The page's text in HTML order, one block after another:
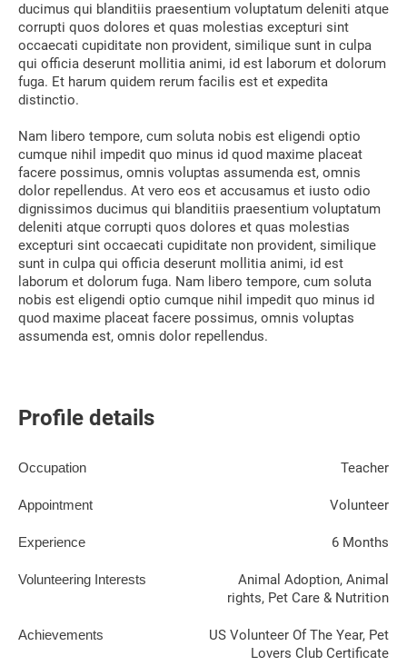
ducimus qui blanditiis praesentium voluptatum deleniti atque
corrupti quos dolores et quas molestias excepturi sint
occaecati cupiditate non provident, similique sunt in culpa
qui officia deserunt mollitia animi, id est laborum et dolorum
fuga. Et harum quidem rerum facilis est et expedita
distinctio.
Nam libero tempore, cum soluta nobis est eligendi optio
cumque nihil impedit quo minus id quod maxime placeat
facere possimus, omnis voluptas assumenda est, omnis
dolor repellendus. At vero eos et accusamus et iusto odio
dignissimos ducimus qui blanditiis praesentium voluptatum
deleniti atque corrupti quos dolores et quas molestias
excepturi sint occaecati cupiditate non provident, similique
sunt in culpa qui officia deserunt mollitia animi, id est
laborum et dolorum fuga. Nam libero tempore, cum soluta
nobis est eligendi optio cumque nihil impedit quo minus id
quod maxime placeat facere possimus, omnis voluptas
assumenda est, omnis dolor repellendus.
Profile details
Occupation Teacher
Appointment Volunteer
Experience 6 Months
Volunteering Interests
Animal Adoption, Animal
rights, Pet Care & Nutrition
Achievements
US Volunteer Of The Year, Pet
Lovers Club Certificate